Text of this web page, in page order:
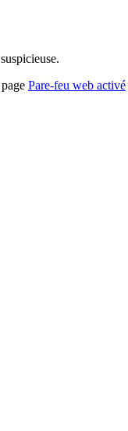
Pare-feu web activé